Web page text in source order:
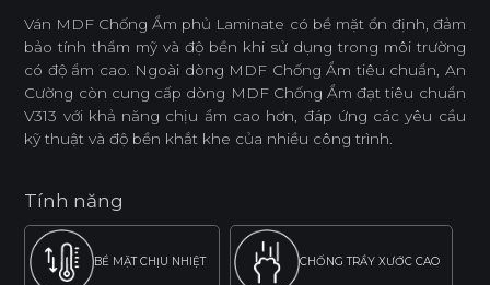
Ván MDF Chống Ẩm phủ Laminate có bề mặt ổn định, đảm
bảo tính thẩm mỹ và độ bền khi sử dụng trong môi trường
có độ ẩm cao. Ngoài dòng MDF Chống Ẩm tiêu chuẩn, An
Cường còn cung cấp dòng MDF Chống Ẩm đạt tiêu chuẩn
V313 với khả năng chịu ẩm cao hơn, đáp ứng các yêu cầu
kỹ thuật và độ bền khắt khe của nhiều công trình.
Tính năng
BỀ MẶT CHỊU NHIỆT CHỐNG TRẦY XƯỚC CAO